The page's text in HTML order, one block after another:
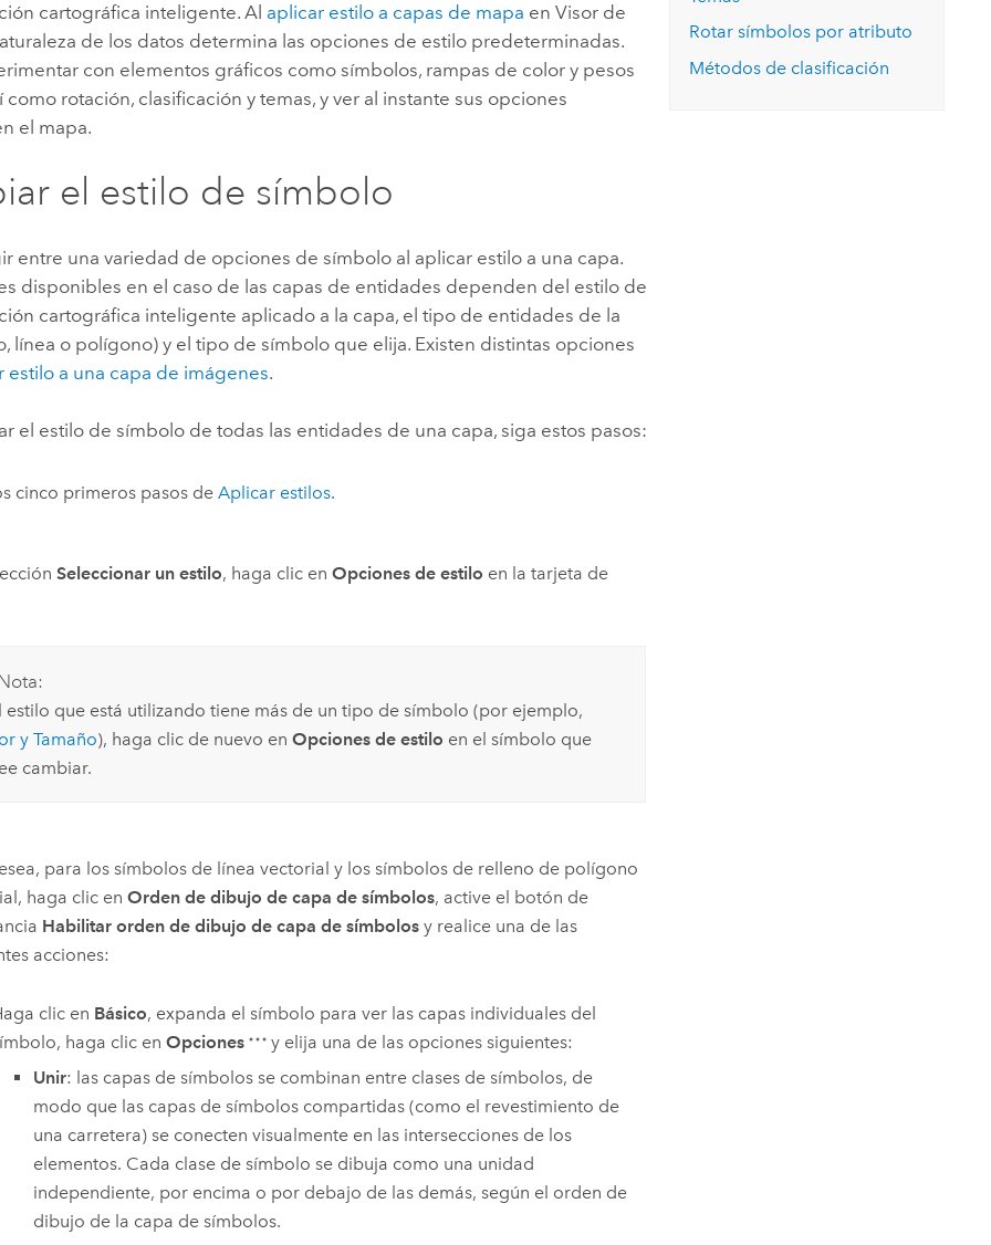
Explorar ArcGIS Pro
Explorar la gestión de infraestructuras
Todas las historias
Leer la historia
cartográfica inteligente. Al aplicar estilo a capas de mapa enVisor de
de los datos determina las opciones de estilo predeterminadas.
con elementos gráficos como símbolos, rampas de color y pesos
como rotación, clasificación y temas, y ver al instante sus opciones
el mapa.
el estilo de símbolo
entre una variedad de opciones de símbolo al aplicar estilo a una capa.
disponibles en el caso de las capas de entidades dependen del estilo de
cartográfica inteligente aplicado a la capa, el tipo de entidades de la
línea o polígono) y el tipo de símbolo que elija. Existen distintas opciones
estilo a una capa de imágenes.
el estilo de símbolo de todas las entidades de una capa, siga estos pasos:
cinco primeros pasos deAplicar estilos.
Seleccionar un estilo, haga clic enOpciones de estilo en la tarjeta de
estilo que está utilizando tiene más de un tipo de símbolo (por ejemplo,
y Tamaño), haga clic de nuevo en Opciones de estilo en el símbolo que
cambiar.
para los símbolos de línea vectorial y los símbolos de relleno de polígono
haga clic enOrden de dibujo de capa de símbolos, active el botón de
Habilitar orden de dibujo de capa de símbolos y realice una de las
acciones:
clic en Básico, expanda el símbolo para ver las capas individuales del
haga clic en Opciones
y elija una de las opciones siguientes:
Unir: las capas de símbolos se combinan entre clases de símbolos, de
modo que las capas de símbolos compartidas (como el revestimiento de
una carretera) se conecten visualmente en las intersecciones de los
elementos. Cada clase de símbolo se dibuja como una unidad
independiente, por encima o por debajo de las demás, según el orden de
dibujo de la capa de símbolos.
Rotar símbolos por atributo
Métodos de clasificación